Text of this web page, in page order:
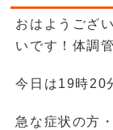
おはようござ
いです！体調
今日は19時20
急な症状の方